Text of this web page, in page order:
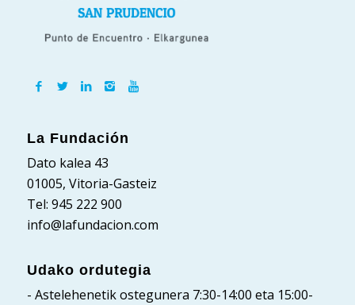
La Fundación
Dato kalea 43
01005, Vitoria-Gasteiz
Tel: 945 222 900
info@lafundacion.com
Udako ordutegia
- Astelehenetik ostegunera 7:30-14:00 eta 15:00-